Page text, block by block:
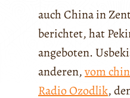
auch China in
berichtet, hat
angeboten.
anderen,vom
Radio Ozodlik,